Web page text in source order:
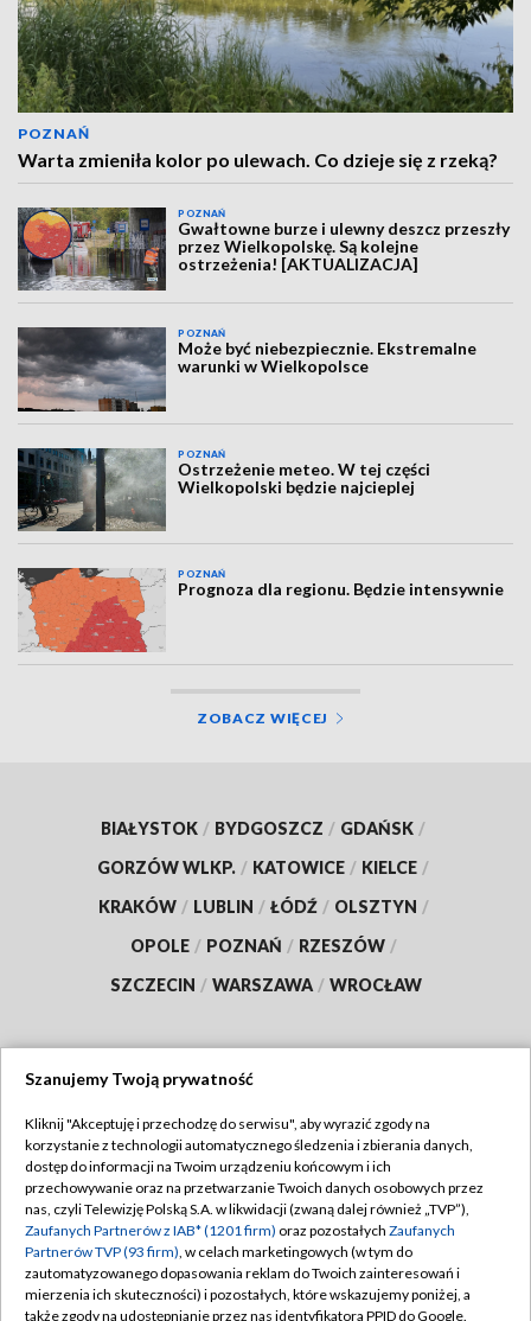
POZNAŃ
Warta zmieniła kolor po ulewach. Co dzieje się z rzeką?
POZNAŃ
Gwałtowne burze i ulewny deszcz przeszły
przez Wielkopolskę. Są kolejne
ostrzeżenia! [AKTUALIZACJA]
POZNAŃ
Może być niebezpiecznie. Ekstremalne
warunki w Wielkopolsce
POZNAŃ
Ostrzeżenie meteo. W tej części
Wielkopolski będzie najcieplej
POZNAŃ
Prognoza dla regionu. Będzie intensywnie
ZOBACZ WIĘCEJ
BIAŁYSTOK / BYDGOSZCZ / GDAŃSK /
GORZÓW WLKP. / KATOWICE / KIELCE /
KRAKÓW / LUBLIN / ŁÓDŹ / OLSZTYN /
OPOLE / POZNAŃ / RZESZÓW /
SZCZECIN / WARSZAWA / WROCŁAW
TVP
Abonament TVP
Emisja w TVP
Centrum informacji TVP
Naziemna Telewizja Cyfrowa
Regulamin TVP
Polityka prywatności
Moje zgody
Pomoc
Szanujemy Twoją prywatność
Kliknij "Akceptuję i przechodzę do serwisu", aby wyrazić zgody na
korzystanie z technologii automatycznego śledzenia i zbierania danych,
dostęp do informacji na Twoim urządzeniu końcowym i ich
przechowywanie oraz na przetwarzanie Twoich danych osobowych przez
nas, czyli Telewizję Polską S.A. w likwidacji (zwaną dalej również „TVP”),
Zaufanych Partnerów z IAB* (1201 firm) oraz pozostałych Zaufanych
Partnerów TVP (93 firm), w celach marketingowych (w tym do
zautomatyzowanego dopasowania reklam do Twoich zainteresowań i
mierzenia ich skuteczności) i pozostałych, które wskazujemy poniżej, a
także zgody na udostępnianie przez nas identyfikatora PPID do Google.